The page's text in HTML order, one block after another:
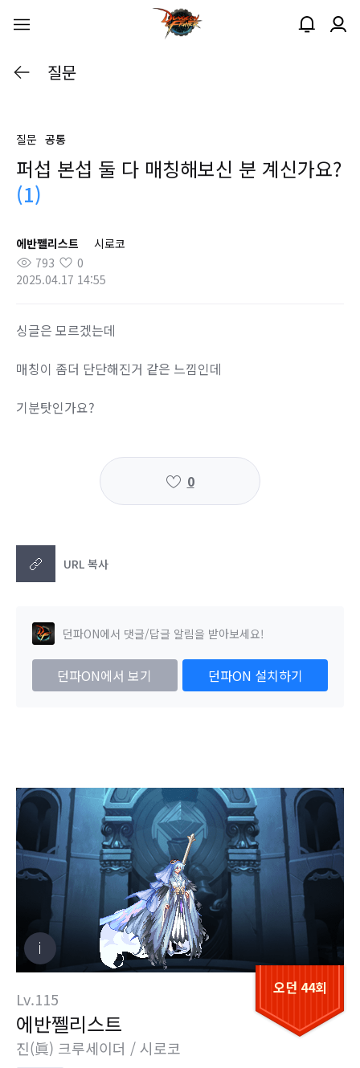
질문
질문 공통
퍼섭 본섭 둘 다 매칭해보신 분 계신가요?
(1)
에반쩰리스트
시로코
793
0
2025.04.17 14:55
싱글은 모르겠는데
매칭이 좀더 단단해진거 같은 느낌인데
기분탓인가요?
0
URL 복사
던파ON에서 댓글/답글 알림을 받아보세요!
던파ON에서 보기 던파ON 설치하기
오던 44회
Lv.115
에반쩰리스트
진(眞) 크루세이더 / 시로코